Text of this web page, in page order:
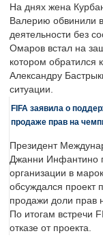
На днях жена
Валерию обвинили
деятельности без
Омаров встал на
котором обратился
Александру
ситуации.
FIFA заявила о
продаже прав на
Президент
Джанни Инфантино
организации в
обсуждался проект
продажи доли прав
По итогам встречи
отказе от проекта.